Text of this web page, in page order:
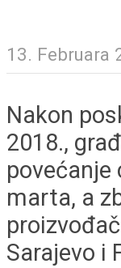
13. Februara
Nakon
2018.,
povećanje
marta, a
Sarajevo i